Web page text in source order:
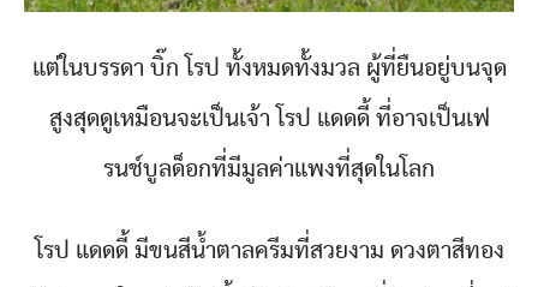
แต่ในบรรดา บิ๊ก โรป ทั้งหมดทั้งมวล ผู้ที่ยืนอยู่บนจุด
สูงสุดดูเหมือนจะเป็นเจ้า โรป แดดดี้ ที่อาจเป็นเฟ
รนช์บูลด็อกที่มีมูลค่าแพงที่สุดในโลก
โรป แดดดี้ มีขนสีน้ำตาลครีมที่สวยงาม ดวงตาสีทอง